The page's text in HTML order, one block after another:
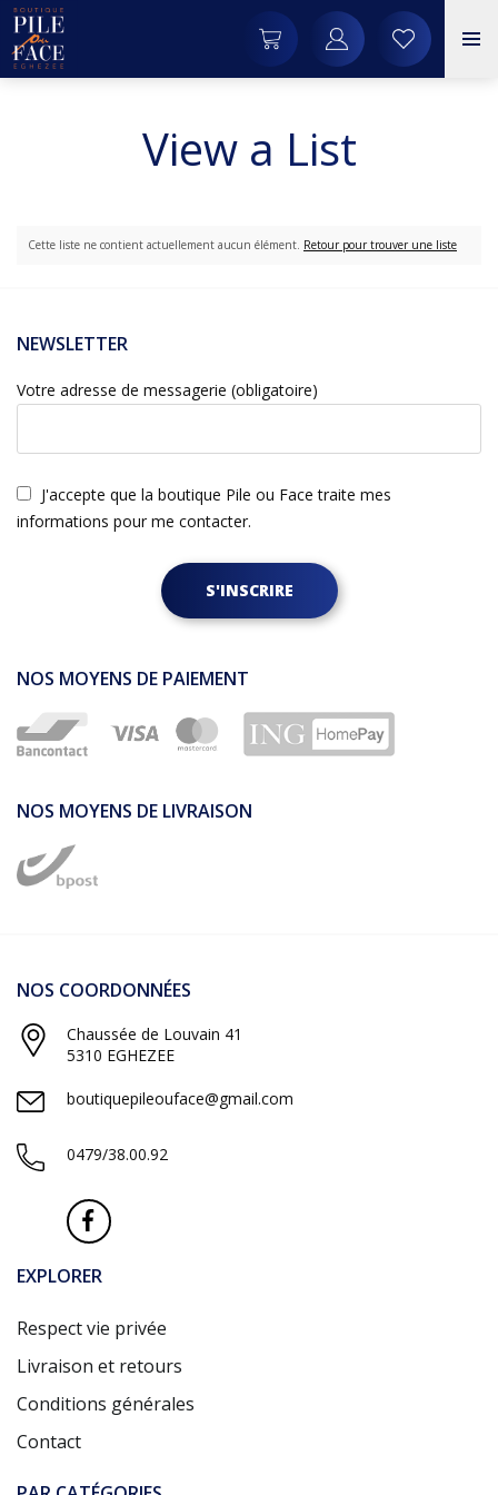
View a List
Cette liste ne contient actuellement aucun élément. Retour pour trouver une liste
NEWSLETTER
Votre adresse de messagerie (obligatoire)
J'accepte que la boutique Pile ou Face traite mes
informations pour me contacter.
S'INSCRIRE
NOS MOYENS DE PAIEMENT
NOS MOYENS DE LIVRAISON
NOS COORDONNÉES
Chaussée de Louvain 41
5310 EGHEZEE
boutiquepileouface@gmail.com
0479/38.00.92
EXPLORER
Respect vie privée
Livraison et retours
Conditions générales
Contact